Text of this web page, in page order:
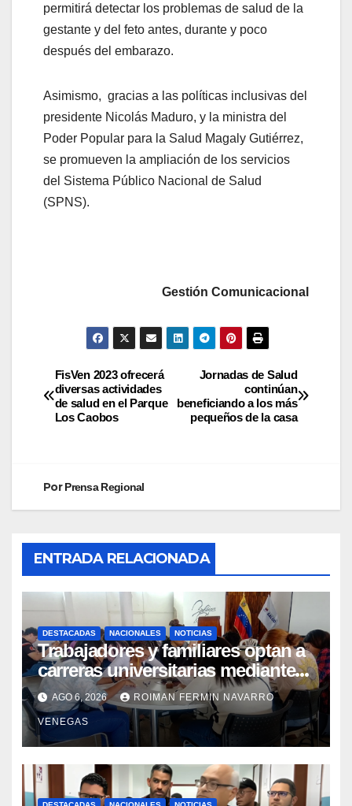
permitirá detectar los problemas de salud de la
gestante y del feto antes, durante y poco
después del embarazo.
Asimismo, gracias a las políticas inclusivas del
presidente Nicolás Maduro, y la ministra del
Poder Popular para la Salud Magaly Gutiérrez,
se promueven la ampliación de los servicios
del Sistema Público Nacional de Salud
(SPNS).
Gestión Comunicacional
Jornadas de Salud
continúan
beneficiando a los más
pequeños de la casa
FisVen 2023 ofrecerá
diversas actividades
de salud en el Parque
Los Caobos
PorPrensa Regional
ENTRADA RELACIONADA
DESTACADAS NACIONALES NOTICIAS
Trabajadores y familiares optan a
carreras universitarias mediante
convenio entre MinSalud y la UCV
AGO 6, 2026 ROIMAN FERMIN NAVARRO
VENEGAS